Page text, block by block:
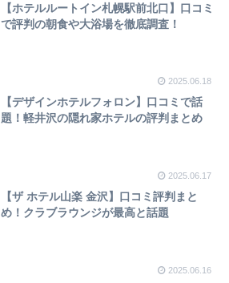
【ホテルルートイン札幌駅前北口】口コミ
で評判の朝食や大浴場を徹底調査！
2025.06.18
【デザインホテルフォロン】口コミで話
題！軽井沢の隠れ家ホテルの評判まとめ
2025.06.17
【ザ ホテル山楽 金沢】口コミ評判まと
め！クラブラウンジが最高と話題
2025.06.16